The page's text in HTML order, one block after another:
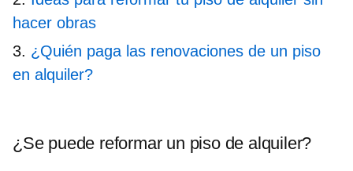
hacer obras
¿Quién paga las renovaciones de un piso
en alquiler?
¿Se puede reformar un piso de alquiler?